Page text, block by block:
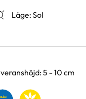
Läge:Sol
5 - 10 cm